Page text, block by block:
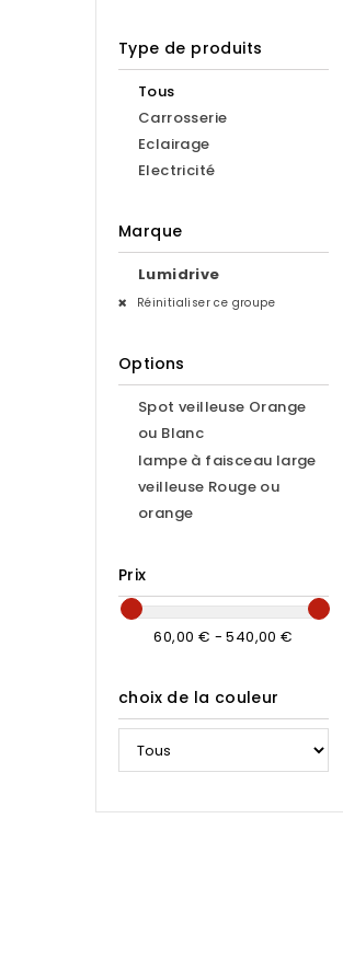
Type de produits
Tous
Carrosserie
Eclairage
Electricité
Marque
Lumidrive
Réinitialiser ce groupe
Options
Spot veilleuse Orange
ou Blanc
lampe à faisceau large
veilleuse Rouge ou
orange
Prix
60,00 € - 540,00 €
choix de la couleur